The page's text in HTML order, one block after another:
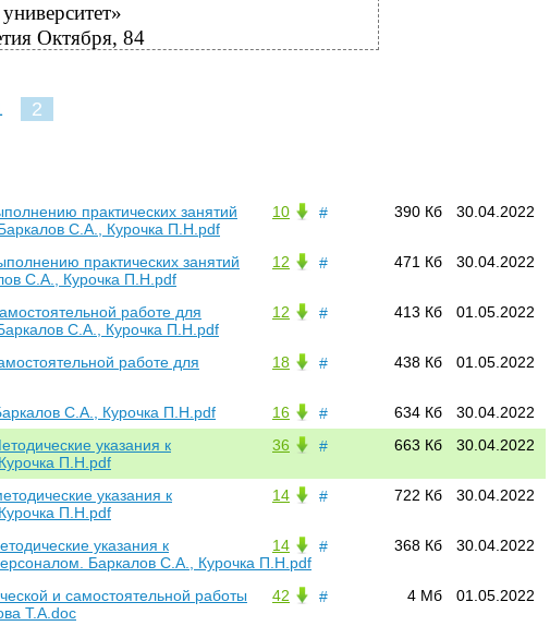
Октября, 84
2
# 30.04.2022
390 Кб
10
практических занятий
С.А., Курочка П.Н.pdf
#
30.04.2022
471 Кб
12
практических занятий
С.А., Курочка П.Н.pdf
#
01.05.2022
413 Кб
12
работе для
С.А., Курочка П.Н.pdf
#
01.05.2022
438 Кб
18
работе для
#
30.04.2022
634 Кб
16
С.А., Курочка П.Н.pdf
#
30.04.2022
663 Кб
36
указания к
П.Н.pdf
#
30.04.2022
722 Кб
14
указания к
П.Н.pdf
#
30.04.2022
368 Кб
14
указания к
Баркалов С.А., Курочка П.Н.pdf
#
01.05.2022
4 Мб
42
и самостоятельной работы
Т.А.doc